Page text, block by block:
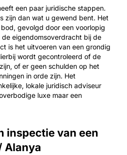
een paar juridische stappen.
zijn dan wat u gewend bent. Het
gevolgd door een voorlopig
eigendomsoverdracht bij de
is het uitvoeren van een grondig
wordt gecontroleerd of de
of er geen schulden op het
in orde zijn. Het
lokale juridisch adviseur
luxe maar een
inspectie van een
Alanya